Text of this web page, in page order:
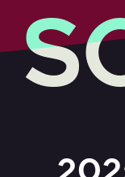
S